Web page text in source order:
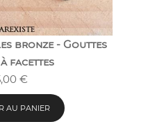
bronze - Gouttes
facettes
€
AU PANIER